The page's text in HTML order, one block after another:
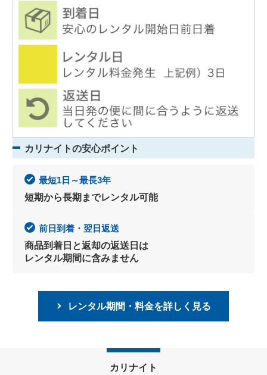
カリナイトの安心ポイント
最短1日～最長3年
短期から長期までレンタル可能
前日到着・翌日返送
商品到着日と返却の返送日は
レンタル期間に含みません
レンタル期間・料金を詳しく見る
カリナイト